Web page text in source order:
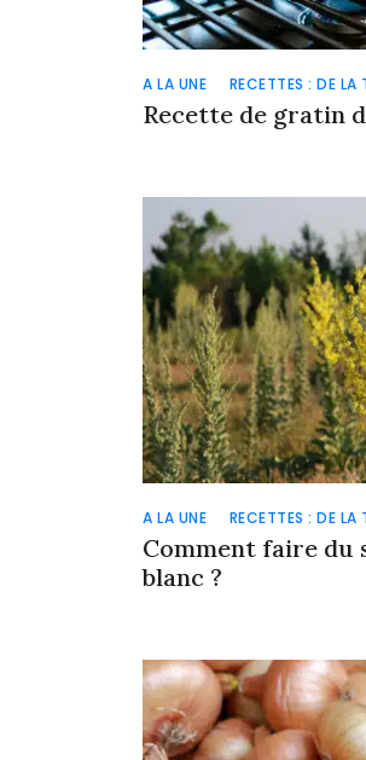
A LA UNE RECETTES : DE LA
Recette de gratin
A LA UNE RECETTES : DE LA
Comment faire du
blanc ?